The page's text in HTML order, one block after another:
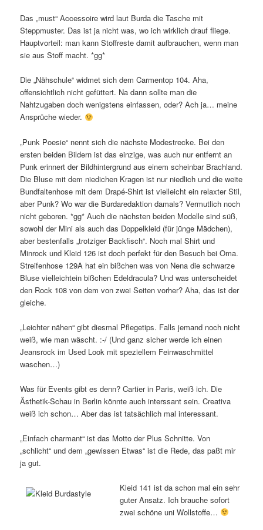
Das „must“ Accessoire wird laut Burda die Tasche mit
Steppmuster. Das ist ja nicht was, wo ich wirklich drauf fliege.
Hauptvorteil: man kann Stoffreste damit aufbrauchen, wenn man
sie aus Stoff macht. *gg*
Die „Nähschule“ widmet sich dem Carmentop 104. Aha,
offensichtlich nicht gefüttert. Na dann sollte man die
Nahtzugaben doch wenigstens einfassen, oder? Ach ja… meine
Ansprüche wieder.
„Punk Poesie“ nennt sich die nächste Modestrecke. Bei den
ersten beiden Bildern ist das einzige, was auch nur entfernt an
Punk erinnert der Bildhintergrund aus einem scheinbar Brachland.
Die Bluse mit dem niedichen Kragen ist nur niedlich und die weite
Bundfaltenhose mit dem Drapé-Shirt ist vielleicht ein relaxter Stil,
aber Punk? Wo war die Burdaredaktion damals? Vermutlich noch
nicht geboren. *gg* Auch die nächsten beiden Modelle sind süß,
sowohl der Mini als auch das Doppelkleid (für jünge Mädchen),
aber bestenfalls „trotziger Backfisch“. Noch mal Shirt und
Minrock und Kleid 126 ist doch perfekt für den Besuch bei Oma.
Streifenhose 129A hat ein bißchen was von Nena die schwarze
Bluse vielleichtein bißchen Edeldracula? Und was unterscheidet
den Rock 108 von dem von zwei Seiten vorher? Aha, das ist der
gleiche.
„Leichter nähen“ gibt diesmal Pflegetips. Falls jemand noch nicht
weiß, wie man wäscht. :-/ (Und ganz sicher werde ich einen
Jeansrock im Used Look mit speziellem Feinwaschmittel
waschen…)
Was für Events gibt es denn? Cartier in Paris, weiß ich. Die
Ästhetik-Schau in Berlin könnte auch interssant sein. Creativa
weiß ich schon… Aber das ist tatsächlich mal interessant.
„Einfach charmant“ ist das Motto der Plus Schnitte. Von
„schlicht“ und dem „gewissen Etwas“ ist die Rede, das paßt mir
ja gut.
Kleid 141 ist da schon mal ein sehr
guter Ansatz. Ich brauche sofort
zwei schöne uni Wollstoffe…